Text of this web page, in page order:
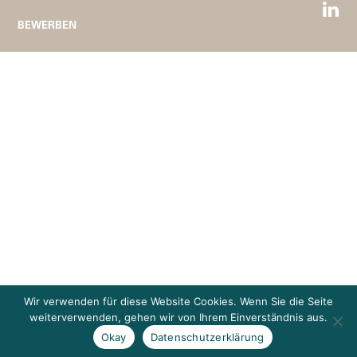
BEWERBEN
Wir verwenden für diese Website Cookies. Wenn Sie die Seite
weiterverwenden, gehen wir von Ihrem Einverständnis aus.
Okay
Datenschutzerklärung